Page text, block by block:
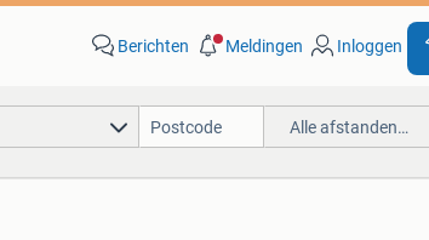
Berichten Meldingen Inloggen
Alle afstanden…